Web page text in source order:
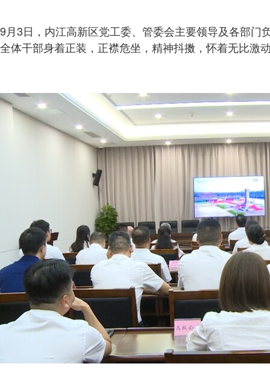
9月3日，内江高新区党工委、管委会主要领导及各部
全体干部身着正装，正襟危坐，精神抖擞，怀着无比激